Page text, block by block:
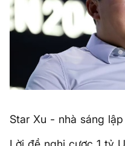
Star Xu - nhà sáng